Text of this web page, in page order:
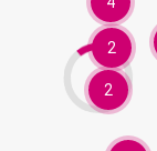
2
2